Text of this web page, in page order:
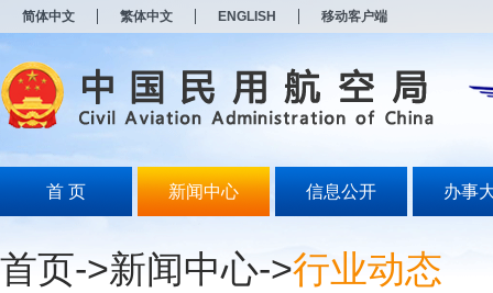
简体中文 繁体中文 ENGLISH 移动客户端
首 页 新闻中心 信息公开 办事
首页->新闻中心->行业动态
打
开
无
障
说
Alt
加